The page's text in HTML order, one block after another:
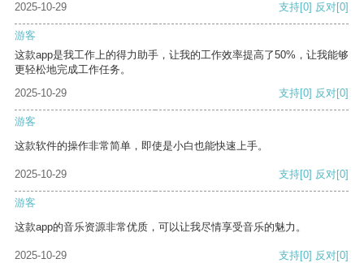
2025-10-29 支持[0] 反对[0]
游客
这款app是我工作上的得力助手，让我的工作效率提高了50%，让我能够
更轻松地完成工作任务。
2025-10-29
支持[0] 反对[0]
游客
这款软件的操作非常简单，即使是小白也能快速上手。
2025-10-29 支持[0] 反对[0]
游客
这款app的音乐资源非常优质，可以让我尽情享受音乐的魅力。
2025-10-29 支持[0] 反对[0]